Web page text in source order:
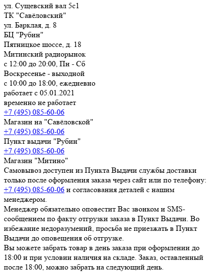
ул. Сущевский вал 5с1
ТК "Савёловский"
ул. Барклая, д. 8
БЦ "Рубин"
Пятницкое шоссе, д. 18
Митинский радиорынок
с 12:00 до 20:00, Пн - Сб
Воскресенье - выходной
с 10:00 до 18:00, ежедневно
работает с 05.01.2021
временно не работает
+7 (495) 085-60-06
Магазин на "Савёловской"
+7 (495) 085-60-06
Пункт выдачи "Рубин"
+7 (495) 085-60-06
Магазин "Митино"
Самовывоз доступен из Пункта Выдачи службы доставки
только после оформления заказа через сайт или по телефону:
+7 (495) 085-60-06 и согласования деталей с нашим
менеджером.
Менеджер обязательно оповестит Вас звонком и SMS-
сообщением по факту отгрузки заказа в Пункт Выдачи. Во
избежание недоразумений, просьба не приезжать в Пункт
Выдачи до оповещения об отгрузке
Вы можете забрать товар в день заказа при оформлении до
18:00 и при условии наличия на складе. Заказ, оставленный
после 18:00, можно забрать на следующий день.